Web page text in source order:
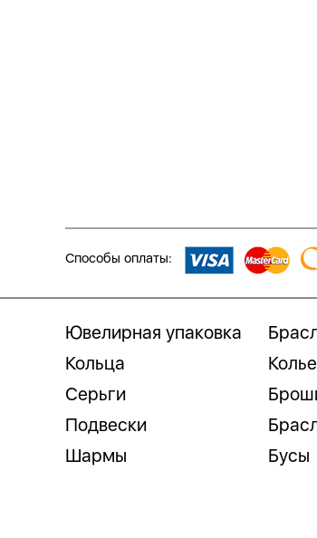
Способы оплаты:
Ювелирная упаковка
Кольца
Серьги
Подвески
Шармы
Колье
Бусы